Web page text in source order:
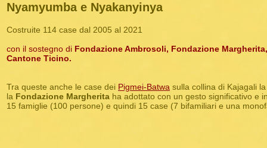
Nyamyumba e Nyakanyinya
Costruite 114 case dal 2005 al 2021
con il sostegno di Fondazione Ambrosoli, Fondazione
Cantone Ticino.
Tra queste anche le case dei Pigmei-Batwa sulla collina di Kajagali
la Fondazione Margherita ha adottato con un gesto significativo e
15 famiglie (100 persone) e quindi 15 case (7 bifamiliari e una